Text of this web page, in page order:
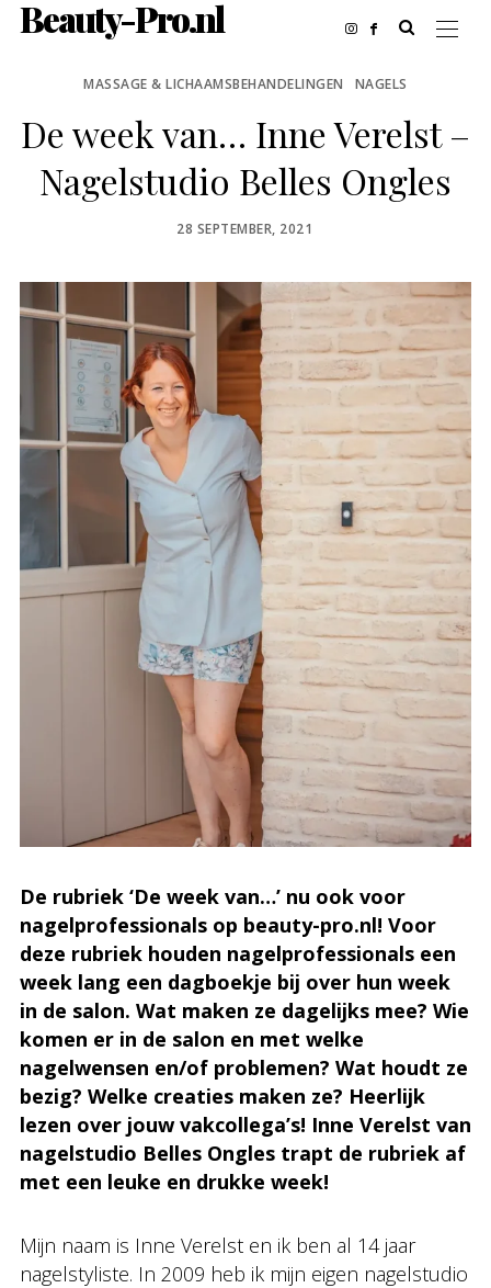
Beauty-Pro.nl
MASSAGE & LICHAAMSBEHANDELINGEN NAGELS
De week van… Inne Verelst –
Nagelstudio Belles Ongles
POSTED
28 SEPTEMBER, 2021
De rubriek ‘De week van…’ nu ook voor
nagelprofessionals op beauty-pro.nl! Voor
deze rubriek houden nagelprofessionals een
week lang een dagboekje bij over hun week
in de salon. Wat maken ze dagelijks mee? Wie
komen er in de salon en met welke
nagelwensen en/of problemen? Wat houdt ze
bezig? Welke creaties maken ze? Heerlijk
lezen over jouw vakcollega’s! Inne Verelst van
nagelstudio Belles Ongles trapt de rubriek af
met een leuke en drukke week!
Mijn naam is Inne Verelst en ik ben al 14 jaar
nagelstyliste. In 2009 heb ik mijn eigen nagelstudio